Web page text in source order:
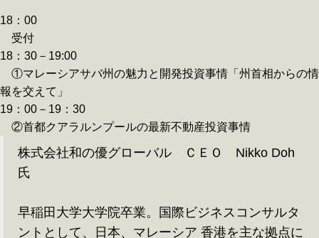
18：00
受付
18：30－19:00
①マレーシアサバ州の魅力と開発投資事情「州首相からの情
報を交えて」
19：00－19：30
②首都クアラルンプールの最新不動産投資事情
株式会社和の優グローバル ＣＥＯ Nikko Doh
氏
早稲田大学大学院卒業。国際ビジネスコンサルタ
ントとして、日本、マレーシア 香港を主な拠点に